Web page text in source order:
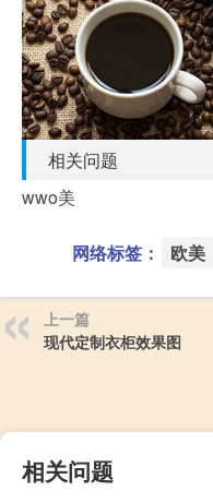
相关问题
wwo美
网络标签： 欧美
上一篇
现代定制衣柜效果图
相关问题